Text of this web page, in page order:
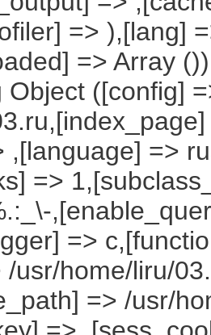
=> ),[lang]
=> Array
Object ([config]
,[language] =>
=>
=>
/usr/home/liru/
=> /usr/